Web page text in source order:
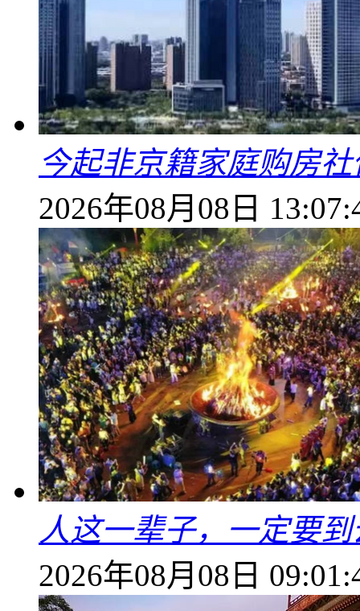
今起非京籍家庭购房
2026年08月08日
人这一辈子，一定要
2026年08月08日